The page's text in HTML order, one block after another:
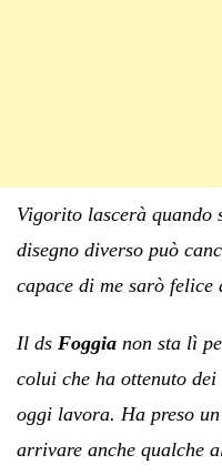
Vigorito lascerà quando
disegno diverso può
capace di me sarò felice
Il ds Foggia non sta lì
colui che ha ottenuto
oggi lavora. Ha preso
arrivare anche qualche